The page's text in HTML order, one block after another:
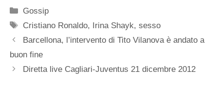
Categorie
Gossip
Tag
Cristiano Ronaldo, Irina Shayk,sesso
Barcellona, l’intervento di Tito Vilanova è andato a
buon fine
Diretta live Cagliari-Juventus 21 dicembre 2012